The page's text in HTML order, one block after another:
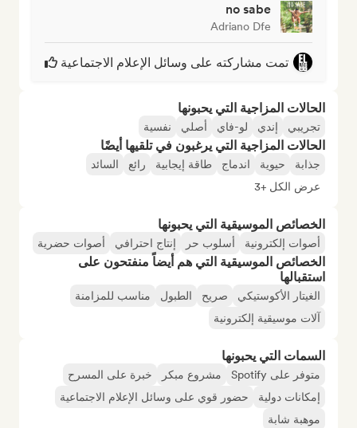
no sabe
Adriano Dfe
تمت مشاركته على وسائل الإعلام الاجتماعية
الحالات المزاجية التي يحبونها
تجريبي إندي لو-فاي أصلي نفسية
الحالات المزاجية التي يرغبون في تلقيها أيضًا
جذابة حيوية اندماج طاقة إيجابية رائع
السائد
عرض الكل +3
الخصائص الموسيقية التي يحبونها
أصوات إلكترونية أسلوب حر إنتاج احترافي أصوات حضرية
الخصائص الموسيقية التي هم أيضاً منفتحون على
استقبالها
الغيتار الأكوستيكي صريح الطبول
مناسب للمزامنة
آلات موسيقية إلكترونية
السمات التي يحبونها
متوفر على Spotify مشروع مبكر
خبرة على المسرح
إمكانات دولية
حضور قوي على وسائل الإعلام الاجتماعية
موهبة شابة